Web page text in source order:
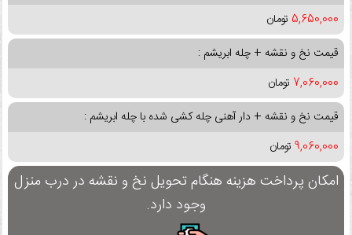
5,650,000 تومان
قیمت نخ و نقشه + چله ابریشم :
7,060,000 تومان
قیمت نخ و نقشه + دار آهنی چله کشی شده با چله ابریشم :
9,060,000 تومان
امکان پرداخت هزینه هنگام تحویل نخ و نقشه در درب منزل
وجود دارد.